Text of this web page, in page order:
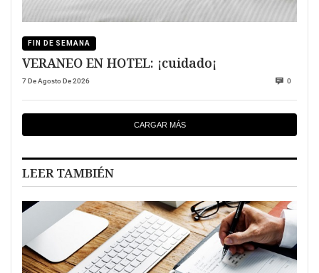
FIN DE SEMANA
VERANEO EN HOTEL: ¡cuidado¡
7 De Agosto De 2026 0
CARGAR MÁS
LEER TAMBIÉN